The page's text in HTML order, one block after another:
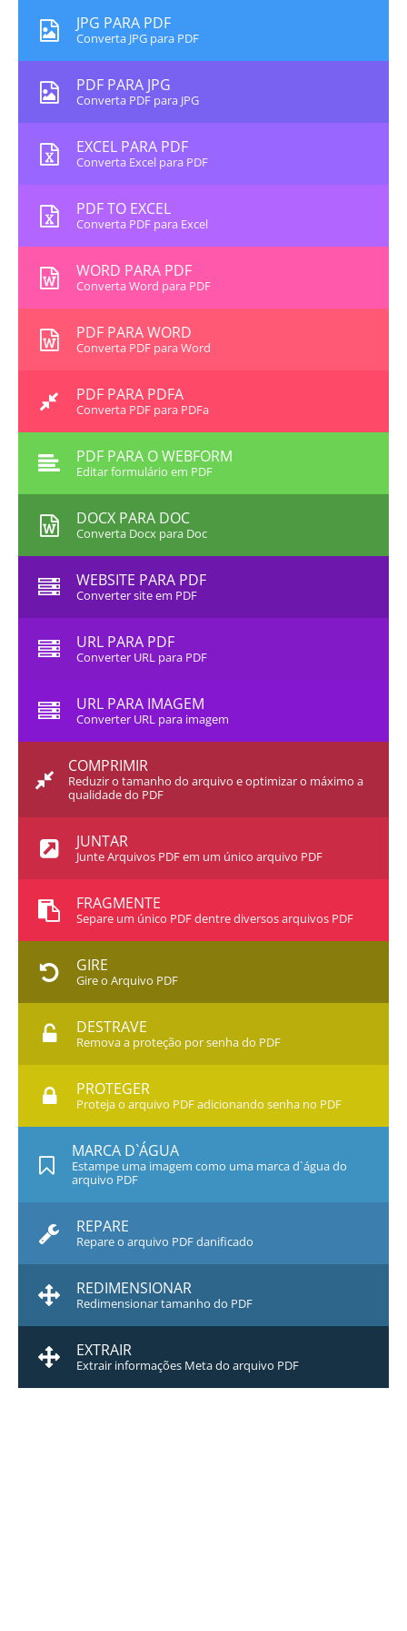
JPG PARA PDF
Converta JPG para PDF
PDF PARA JPG
Converta PDF para JPG
EXCEL PARA PDF
Converta Excel para PDF
PDF TO EXCEL
Converta PDF para Excel
WORD PARA PDF
Converta Word para PDF
PDF PARA WORD
Converta PDF para Word
PDF PARA PDFA
Converta PDF para PDFa
PDF PARA O WEBFORM
Editar formulário em PDF
DOCX PARA DOC
Converta Docx para Doc
WEBSITE PARA PDF
Converter site em PDF
URL PARA PDF
Converter URL para PDF
URL PARA IMAGEM
Converter URL para imagem
COMPRIMIR
Reduzir o tamanho do arquivo e optimizar o máximo a
qualidade do PDF
JUNTAR
Junte Arquivos PDF em um único arquivo PDF
FRAGMENTE
Separe um único PDF dentre diversos arquivos PDF
GIRE
Gire o Arquivo PDF
DESTRAVE
Remova a proteção por senha do PDF
PROTEGER
Proteja o arquivo PDF adicionando senha no PDF
MARCA D`ÁGUA
Estampe uma imagem como uma marca d`água do
arquivo PDF
REPARE
Repare o arquivo PDF danificado
REDIMENSIONAR
Redimensionar tamanho do PDF
EXTRAIR
Extrair informações Meta do arquivo PDF